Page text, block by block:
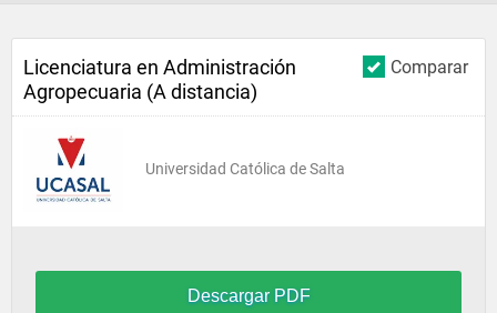
Comparar
Licenciatura en Administración
Agropecuaria (A distancia)
Universidad Católica de Salta
Descargar PDF